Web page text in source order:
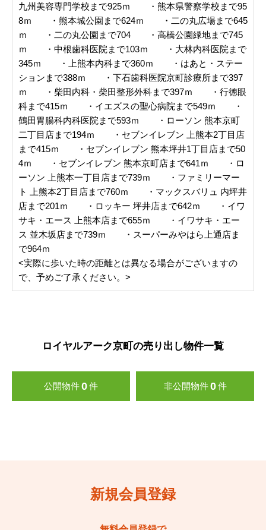
九州美容専門学校まで925ｍ ・熊本県警察学校まで95
8ｍ ・熊本城公園まで624ｍ ・二の丸広場まで645
ｍ ・二の丸公園まで704 ・高橋公園緑地まで745
ｍ ・中根歯科医院まで103ｍ ・大林内科医院まで
345ｍ ・上熊本内科まで360ｍ ・はあと・ステー
ションまで388ｍ ・下石歯科医院京町診療所まで397
ｍ ・柴田内科・柴田整形外科まで397ｍ ・行徳眼
科まで415ｍ ・イエズスの聖心病院まで549ｍ ・
鶴田胃腸科内科医院まで593ｍ ・ローソン 熊本京町
二丁目店まで194ｍ ・セブンイレブン 上熊本2丁目店
まで415ｍ ・セブンイレブン 熊本坪井1丁目店まで50
4ｍ ・セブンイレブン 熊本京町店まで641ｍ ・ロ
ーソン 上熊本一丁目店まで739ｍ ・ファミリーマー
ト 上熊本2丁目店まで760ｍ ・マックスバリュ 内坪井
店まで201ｍ ・ロッキー 坪井店まで642ｍ ・イワ
サキ・エース 上熊本店まで655ｍ ・イワサキ・エー
ス 並木坂店まで739ｍ ・スーパーみやはら上通店ま
で964ｍ
<実際に歩いた時の距離とは異なる場合がございますの
で、予めご了承ください。>
ロイヤルアーク京町の売り出し物件一覧
公開物件0件 非公開物件 0 件
新規会員登録